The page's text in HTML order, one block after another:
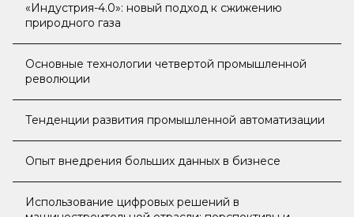
«Индустрия-4.0»: новый подход к сжижению
природного газа
Основные технологии четвертой промышленной
революции
Тенденции развития промышленной автоматизации
Опыт внедрения больших данных в бизнесе
Использование цифровых решений в